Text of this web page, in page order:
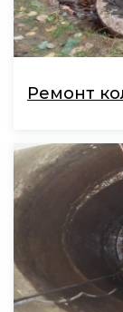
Ремонт